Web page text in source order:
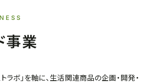
事業
ラボ」を軸に、生活関連商品の企画・開発・